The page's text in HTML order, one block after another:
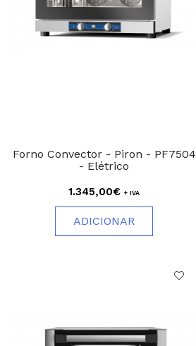
Forno Convector - Piron - PF7504
- Elétrico
1.345,00€ + IVA
ADICIONAR